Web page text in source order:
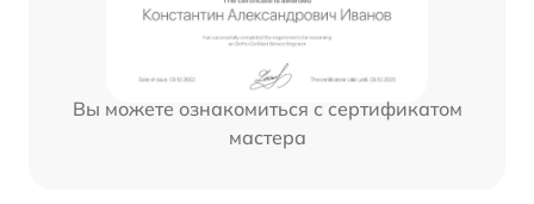
Вы можете ознакомиться с сертификатом
мастера